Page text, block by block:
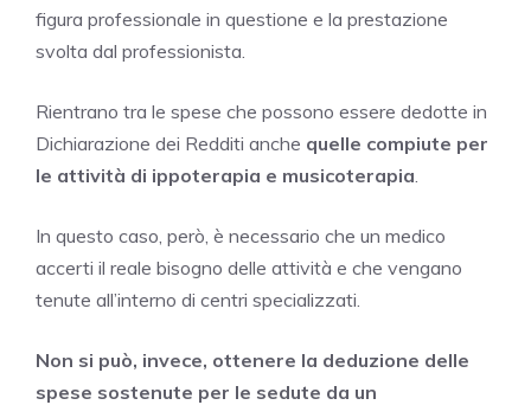
figura professionale in questione e la prestazione
svolta dal professionista.
Rientrano tra le spese che possono essere dedotte in
Dichiarazione dei Redditi anche quelle compiute per
le attività di ippoterapia e musicoterapia
In questo caso, però, è necessario che un medico
accerti il reale bisogno delle attività e che vengano
tenute all’interno di centri specializzati.
Non si può, invece, ottenere la deduzione delle
spese sostenute per le sedute da un